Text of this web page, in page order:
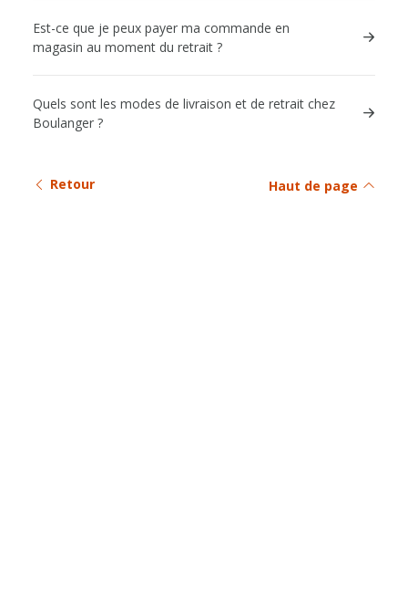
Est-ce que je peux payer ma commande en
magasin au moment du retrait ?
Quels sont les modes de livraison et de retrait chez
Boulanger ?
Retour Haut de page